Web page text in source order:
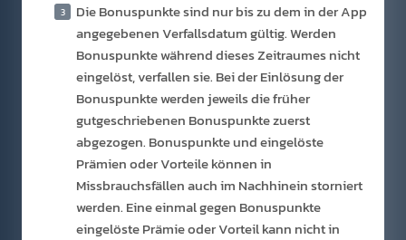
Die Bonuspunkte sind nur bis zu dem in der App
angegebenen Verfallsdatum gültig. Werden
Bonuspunkte während dieses Zeitraumes nicht
eingelöst, verfallen sie. Bei der Einlösung der
Bonuspunkte werden jeweils die früher
gutgeschriebenen Bonuspunkte zuerst
abgezogen. Bonuspunkte und eingelöste
Prämien oder Vorteile können in
Missbrauchsfällen auch im Nachhinein storniert
werden. Eine einmal gegen Bonuspunkte
eingelöste Prämie oder Vorteil kann nicht in